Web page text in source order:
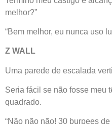
melhor?”
“Bem melhor, eu nunca uso
Z WALL
Uma parede de escalada
Seria fácil se não fosse meu
quadrado.
“Não não não! 30 burpees de